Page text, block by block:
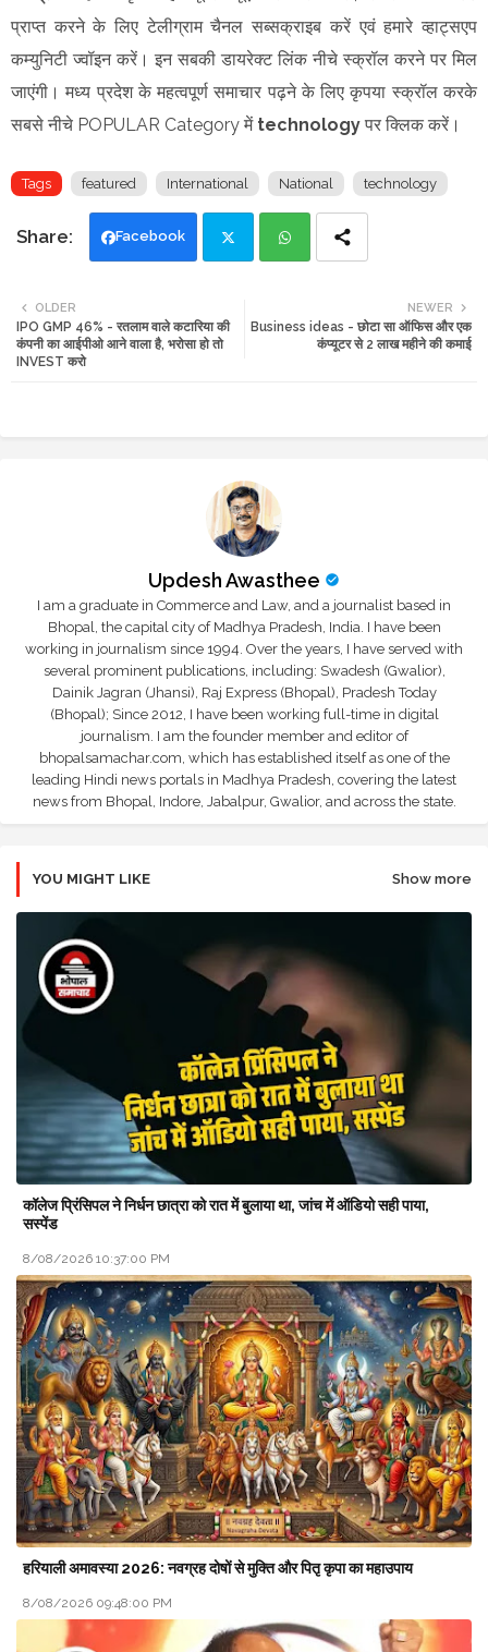
प्राप्त करने के लिए टेलीग्राम चैनल सब्सक्राइब करें एवं हमारे व्हाट्सएप
कम्युनिटी ज्वॉइन करें। इन सबकी डायरेक्ट लिंक नीचे स्क्रॉल करने पर मिल
जाएंगी। मध्य प्रदेश के महत्वपूर्ण समाचार पढ़ने के लिए कृपया स्क्रॉल करके
सबसे नीचे POPULAR Category में technology पर क्लिक करें ।
Tags featured International National technology
Facebook
tte ats
NEWER
Business ideas - छोटा सा ऑफिस और एक
कंप्यूटर से 2 लाख महीने की कमाई
OLDER
IPO GMP 46% - रतलाम वाले कटारिया की
कंपनी का आईपीओ आने वाला है, भरोसा हो तो
INVEST करो
Updesh Awasthee
I am a graduate in Commerce and Law, and a journalist based in
Bhopal, the capital city of Madhya Pradesh, India. I have been
working in journalism since 1994. Over the years, I have served with
several prominent publications, including: Swadesh (Gwalior),
Dainik Jagran (Jhansi), Raj Express (Bhopal), Pradesh Today
(Bhopal); Since 2012, I have been working full-time in digital
journalism. I am the founder member and editor of
bhopalsamachar.com, which has established itself as one of the
leading Hindi news portals in Madhya Pradesh, covering the latest
news from Bhopal, Indore, Jabalpur, Gwalior, and across the state.
YOU MIGHT LIKE Show more
कॉलेज प्रिंसिपल ने निर्धन छात्रा को रात में बुलाया था, जांच में ऑडियो सही पाया,
सस्पेंड
8/08/2026 10:37:00 PM
हरियाली अमावस्या 2026: नवग्रह दोषों से मुक्ति और पितृ कृपा का महाउपाय
8/08/2026 09:48:00 PM